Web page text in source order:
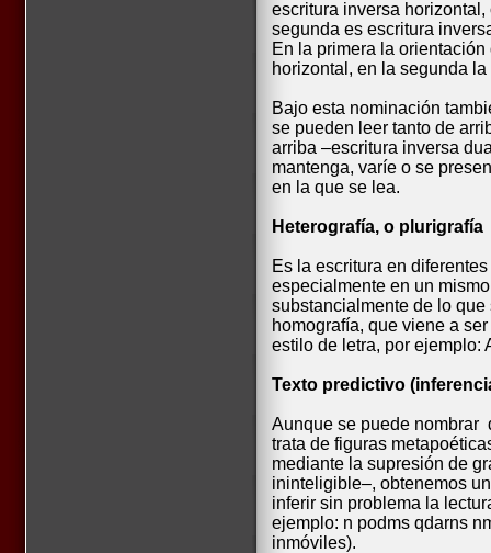
escritura inversa
segunda es escritura
En la primera la
horizontal, en la segunda
Bajo esta nominación
se pueden leer tanto de
arriba –escritura inversa
mantenga, varíe o se
en la que se lea.
Heterografía, o plurigrafía
Es la escritura en
especialmente en un
substancialmente de lo
homografía, que viene a
estilo de letra, por ejemplo:
Texto predictivo
Aunque se puede nombrar
trata de figuras
mediante la supresión de
ininteligible–, obtenemos
inferir sin problema la
ejemplo: n podms qdarns
inmóviles).